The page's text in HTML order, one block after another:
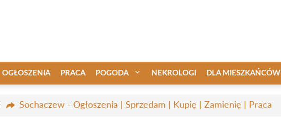
OGŁOSZENIA PRACA POGODA NEKROLOGI DLA MIESZKAŃCÓW
Sochaczew - Ogłoszenia | Sprzedam | Kupię | Zamienię | Praca